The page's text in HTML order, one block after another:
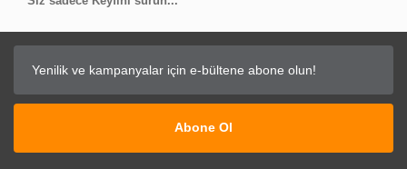
Abone Ol